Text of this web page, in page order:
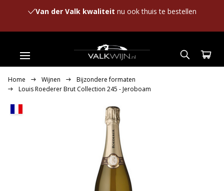
Van der Valk kwaliteit nu ook thuis te bestellen
Home Wijnen
Bijzondere formaten
Louis Roederer Brut Collection 245 - Jeroboam